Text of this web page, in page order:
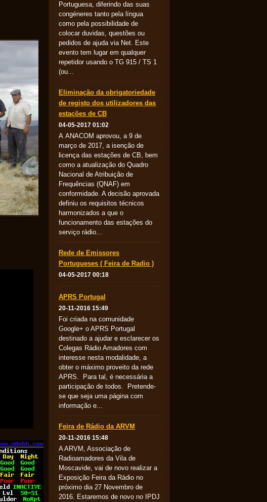
Portuguesa, diferindo das suas
congéneres tanto pela língua
como pela possibilidade de
colocar duvidas, questões ou
pedidos de ajuda via Net. Este
evento tem lugar em qualquer
repetidor usando o TG 915 / TS 1
(ou...
Eliminação da obrigatoriedade
de registo dos utilizadores das
estações de CB
04-05-2017 01:02
A ANACOM aprovou, a 9 de
março de 2017, a isenção de
licença das estações de CB, bem
como a atualização do Quadro
Nacional de Atribuição de
Frequências (QNAF) em
conformidade. A decisão aprovada
definiu os requisitos técnicos
harmonizados a que o
funcionamento das estações do
serviço rádio...
Rede de Emissores
Portugueses ( Feira de Radio )
04-05-2017 00:18
APRS Portugal
20-11-2016 15:49
Foi criada na comunidade
Google+ o APRS Portugal
destinado a ajudar e esclarecer os
Colegas Rádio Amadores com
interesse nesta modalidade, a
obter o máximo proveito da rede
APRS. Para tal, é necessária a
participação de todos. Pretende-
se que seja uma página com
informação e...
Feira de Rádio da ARVM
20-11-2016 15:48
A ARVM, Associação de
Radioamadores da Vila de
Moscavide, vai de novo realizar a
Exposição Feira da Rádio no
próximo dia 27 Novembro de
2016. Estaremos de novo no IPDJ